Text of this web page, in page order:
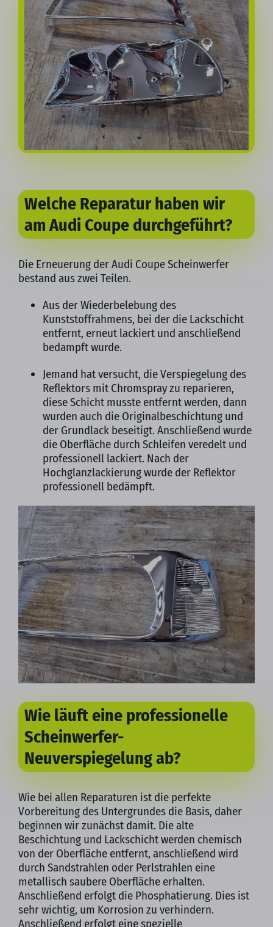
Welche Reparatur haben wir
am Audi Coupe durchgeführt?
Die Erneuerung der Audi Coupe Scheinwerfer
bestand aus zwei Teilen.
Aus der Wiederbelebung des
Kunststoffrahmens, bei der die Lackschicht
entfernt, erneut lackiert und anschließend
bedampft wurde.
Jemand hat versucht, die Verspiegelung des
Reflektors mit Chromspray zu reparieren,
diese Schicht musste entfernt werden, dann
wurden auch die Originalbeschichtung und
der Grundlack beseitigt. Anschließend wurde
die Oberfläche durch Schleifen veredelt und
professionell lackiert. Nach der
Hochglanzlackierung wurde der Reflektor
professionell bedämpft.
Wie läuft eine professionelle
Scheinwerfer-
Neuverspiegelung ab?
Wie bei allen Reparaturen ist die perfekte
Vorbereitung des Untergrundes die Basis, daher
beginnen wir zunächst damit. Die alte
Beschichtung und Lackschicht werden chemisch
von der Oberfläche entfernt, anschließend wird
durch Sandstrahlen oder Perlstrahlen eine
metallisch saubere Oberfläche erhalten.
Anschließend erfolgt die Phosphatierung. Dies ist
sehr wichtig, um Korrosion zu verhindern.
Anschließend erfolgt eine spezielle